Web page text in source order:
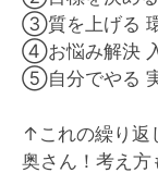
③質を上げる
④お悩み解決
⑤自分でやる
↑これの繰り返
奥さん！考え方